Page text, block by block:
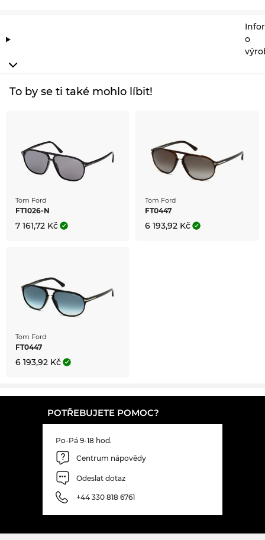
o
To by se ti také mohlo líbit!
Tom Ford
FT1026-N
7 161,72 Kč
Tom Ford
FT0447
6 193,92 Kč
Tom Ford
FT0447
6 193,92 Kč
POTŘEBUJETE POMOC?
Po-Pá 9-18 hod.
Centrum nápovědy
Odeslat dotaz
+44 330 818 6761